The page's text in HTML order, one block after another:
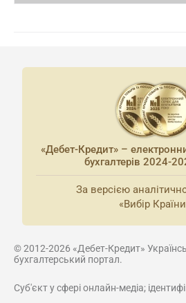
«Дебет-Кредит» –
бухгалтерів 2024-
За версією
«Вибір
© 2012-2026 «Дебет-Кредит»
бухгалтерський портал.
Суб'єкт у сфері онлайн-медіа;